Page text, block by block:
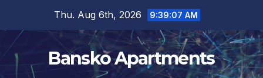
content
Thu. Aug 6th, 2026 9:39:09 AM
Bansko Apartments